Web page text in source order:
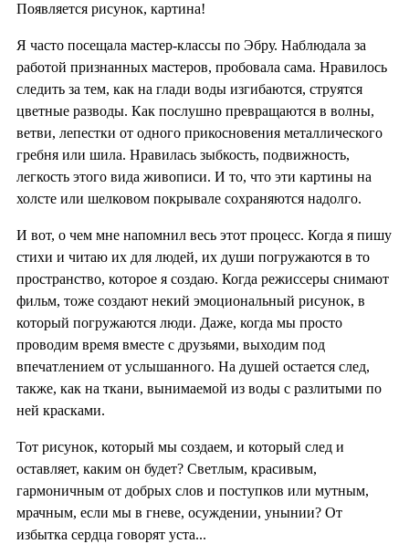
Появляется рисунок, картина!
Я часто посещала мастер-классы по Эбру. Наблюдала за
работой признанных мастеров, пробовала сама. Нравилось
следить за тем, как на глади воды изгибаются, струятся
цветные разводы. Как послушно превращаются в волны,
ветви, лепестки от одного прикосновения металлического
гребня или шила. Нравилась зыбкость, подвижность,
легкость этого вида живописи. И то, что эти картины на
холсте или шелковом покрывале сохраняются надолго.
И вот, о чем мне напомнил весь этот процесс. Когда я пишу
стихи и читаю их для людей, их души погружаются в то
пространство, которое я создаю. Когда режиссеры снимают
фильм, тоже создают некий эмоциональный рисунок, в
который погружаются люди. Даже, когда мы просто
проводим время вместе с друзьями, выходим под
впечатлением от услышанного. На душей остается след,
также, как на ткани, вынимаемой из воды с разлитыми по
ней красками.
Тот рисунок, который мы создаем, и который след и
оставляет, каким он будет? Светлым, красивым,
гармоничным от добрых слов и поступков или мутным,
мрачным, если мы в гневе, осуждении, унынии? От
избытка сердца говорят уста...